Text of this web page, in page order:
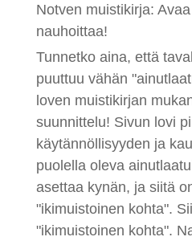
Notven muistikirja:
nauhoittaa!
Tunnetko aina, että
puuttuu vähän
loven muistikirjan
suunnittelu! Sivun lovi
käytännöllisyyden ja
puolella oleva
asettaa kynän, ja siitä
"ikimuistoinen kohta".
"ikimuistoinen kohta".